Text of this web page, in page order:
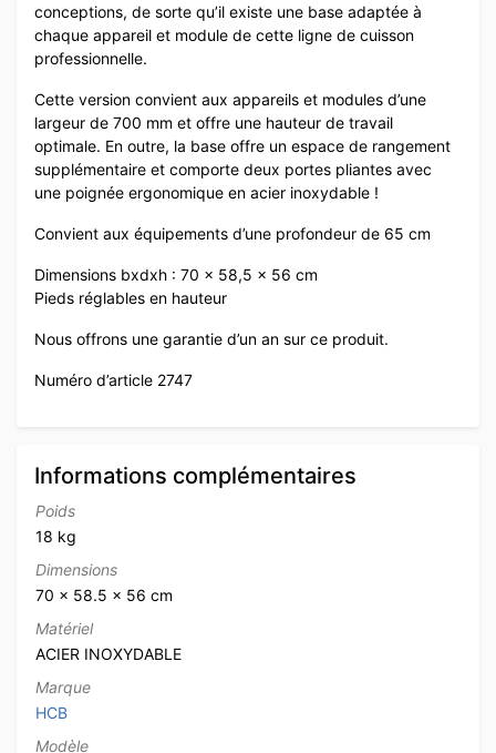
conceptions, de sorte qu’il existe une base adaptée à
chaque appareil et module de cette ligne de cuisson
professionnelle.
Cette version convient aux appareils et modules d’une
largeur de 700 mm et offre une hauteur de travail
optimale. En outre, la base offre un espace de rangement
supplémentaire et comporte deux portes pliantes avec
une poignée ergonomique en acier inoxydable !
Convient aux équipements d’une profondeur de 65 cm
Dimensions bxdxh : 70 x 58,5 x 56 cm
Pieds réglables en hauteur
Nous offrons une garantie d’un an sur ce produit.
Numéro d’article 2747
Informations complémentaires
Poids
18 kg
Dimensions
70 × 58.5 × 56 cm
Matériel
ACIER INOXYDABLE
Marque
HCB
Modèle